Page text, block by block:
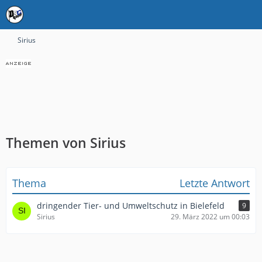
Sirius
Themen von Sirius
Thema Letzte Antwort
dringender Tier- und Umweltschutz in Bielefeld
9
Sirius
29. März 2022 um 00:03